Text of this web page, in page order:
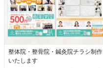
整体院・整骨院・鍼灸院チラシ制作
いたします